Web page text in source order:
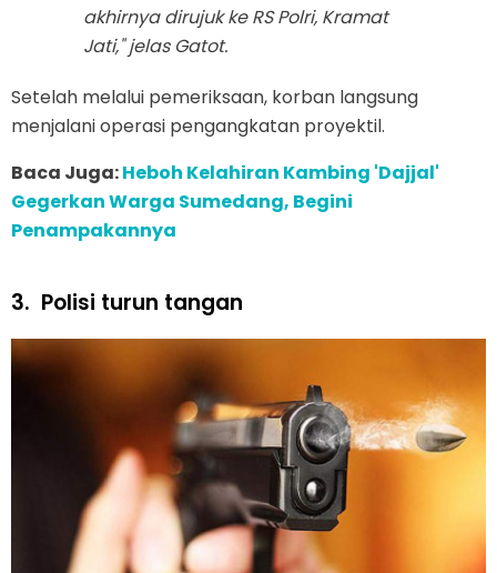
akhirnya dirujuk ke RS Polri, Kramat
Jati," jelas Gatot.
Setelah melalui pemeriksaan, korban langsung
menjalani operasi pengangkatan proyektil.
Baca Juga:Heboh Kelahiran Kambing 'Dajjal'
Gegerkan Warga Sumedang, Begini
Penampakannya
3. Polisi turun tangan